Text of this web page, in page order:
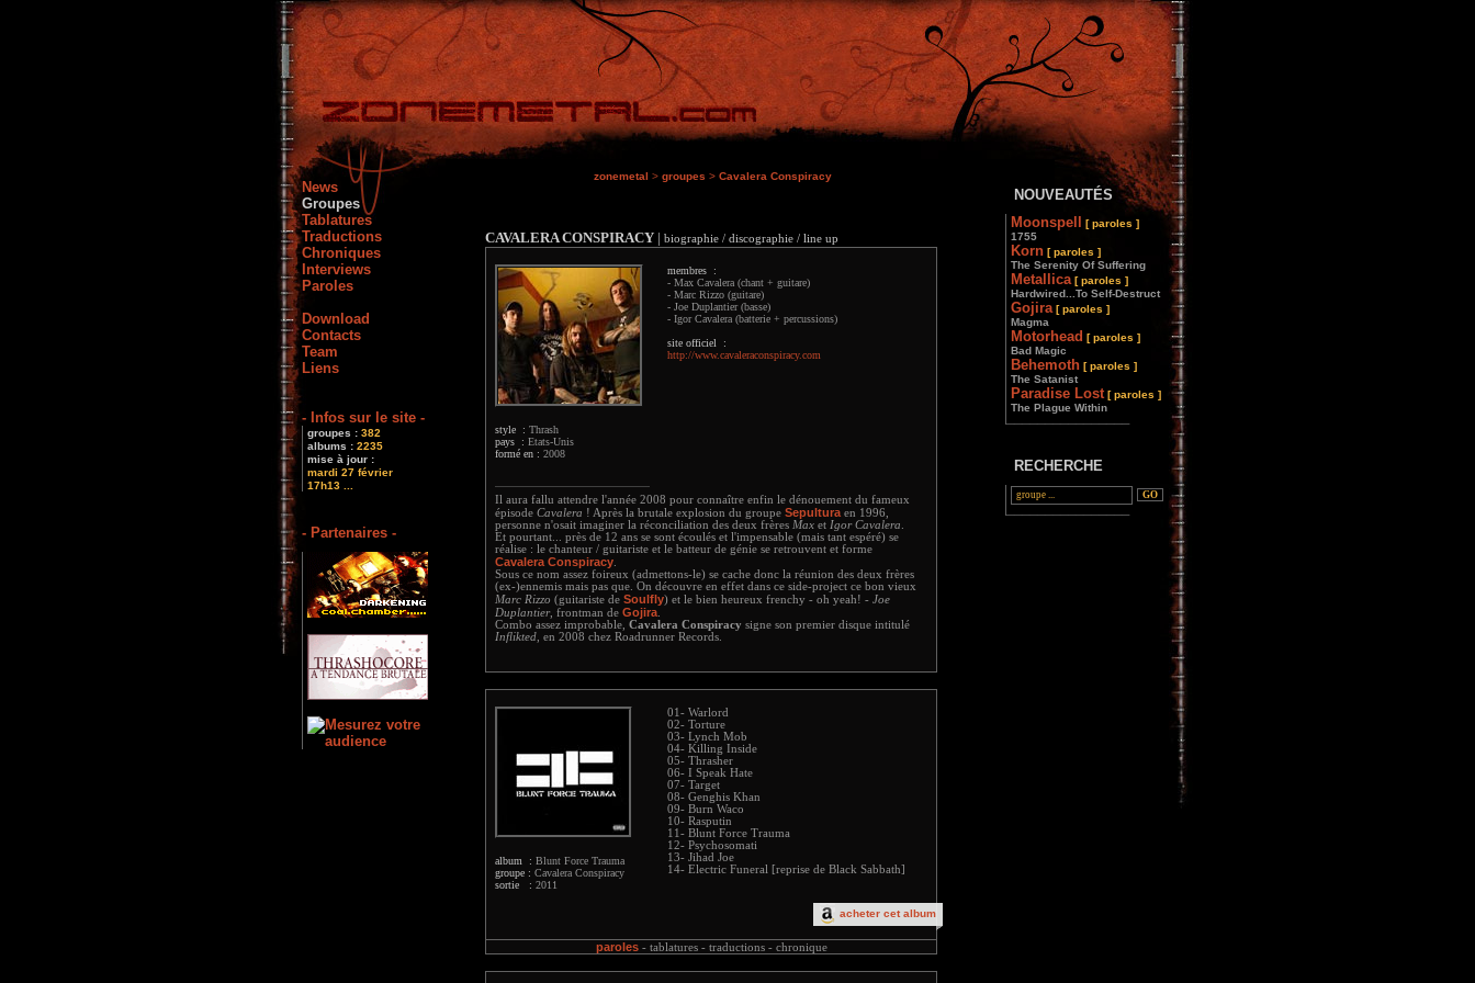
News
Groupes
Tablatures
Traductions
Chroniques
Interviews
Paroles
Download
Contacts
Team
Liens
- Infos sur le site -
groupes : 382
albums : 2235
mise à jour :
mardi 27 février
17h13 ...
- Partenaires -
zonemetal > groupes > Cavalera Conspiracy
CAVALERA CONSPIRACY | biographie / discographie / line up
style : Thrash
pays : Etats-Unis
formé en : 2008
membres :
- Max Cavalera (chant + guitare)
- Marc Rizzo (guitare)
- Joe Duplantier (basse)
- Igor Cavalera (batterie + percussions)
site officiel :
http://www.cavaleraconspiracy.com
Il aura fallu attendre l'année 2008 pour connaître enfin le dénouement du fameux
épisode Cavalera ! Après la brutale explosion du groupe Sepultura en 1996,
personne n'osait imaginer la réconciliation des deux frères Max et Igor Cavalera
Et pourtant... près de 12 ans se sont écoulés et l'impensable (mais tant espéré) se
réalise : le chanteur / guitariste et le batteur de génie se retrouvent et forme
Cavalera Conspiracy
Sous ce nom assez foireux (admettons-le) se cache donc la réunion des deux frères
(ex-)ennemis mais pas que. On découvre en effet dans ce side-project ce bon vieux
Marc Rizzo (guitariste de Soulfly) et le bien heureux frenchy - oh yeah! - Joe
Duplantier, frontman de Gojira
Combo assez improbable, Cavalera Conspiracy signe son premier disque intitulé
Inflikted , en 2008 chez Roadrunner Records.
acheter cet album
album : Blunt Force Trauma
groupe : Cavalera Conspiracy
sortie : 2011
01- Warlord
02- Torture
03- Lynch Mob
04- Killing Inside
05- Thrasher
06- I Speak Hate
07- Target
08- Genghis Khan
09- Burn Waco
10- Rasputin
11- Blunt Force Trauma
12- Psychosomati
13- Jihad Joe
14- Electric Funeral [reprise de Black Sabbath]
paroles- tablatures - traductions - chronique
NOUVEAUTÉS
Moonspell
[ paroles ]
1755
Korn [ paroles ]
The Serenity Of Suffering
Metallica [ paroles ]
Hardwired...To Self-Destruct
Gojira [ paroles ]
Magma
Motorhead [ paroles ]
Bad Magic
Behemoth [ paroles ]
The Satanist
Paradise Lost [ paroles ]
The Plague Within
________________
RECHERCHE
________________